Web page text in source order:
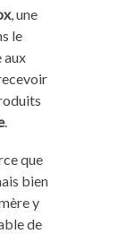
, une
le
aux
.
que
bien
y
de